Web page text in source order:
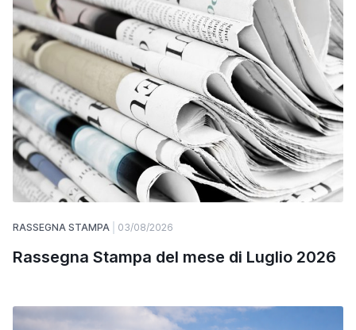
RASSEGNA STAMPA 03/08/2026
Rassegna Stampa del mese di Luglio 2026